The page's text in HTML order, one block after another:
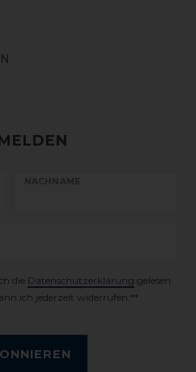
NACHNAME
die Daten­schutz­erklärung gelesen
ich jederzeit widerrufen.**